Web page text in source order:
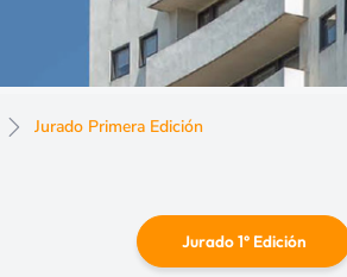
Jurado Primera Edición
Jurado 1° Edición